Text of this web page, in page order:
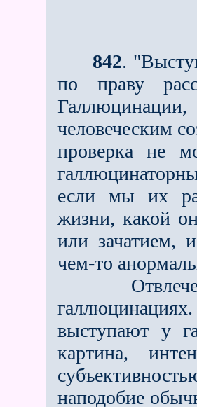
842.
по праву
человеческим
про­верка не
если мы их
жизни, какой
или зачатием,
чем-то
выступа­ют у
картина,
наподобие